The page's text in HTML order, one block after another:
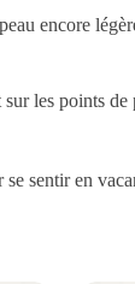
encore
les points
sentir en